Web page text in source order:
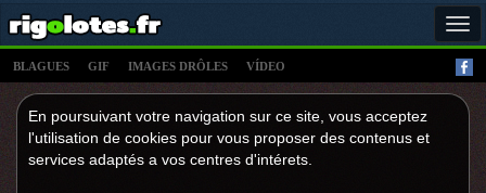
BLAGUES GIF IMAGES DRÔLES VÍDEO
En poursuivant votre navigation sur ce site, vous acceptez
l'utilisation de cookies pour vous proposer des contenus et
services adaptés a vos centres d'intérets.